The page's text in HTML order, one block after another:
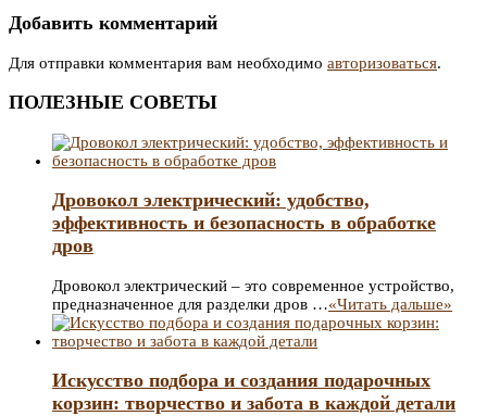
по
записям
Добавить комментарий
Для отправки комментария вам необходимо авторизоваться.
ПОЛЕЗНЫЕ СОВЕТЫ
Дровокол электрический: удобство,
эффективность и безопасность в обработке
дров
Дровокол электрический – это современное устройство,
предназначенное для разделки дров …«Читать дальше»
Искусство подбора и создания подарочных
корзин: творчество и забота в каждой детали